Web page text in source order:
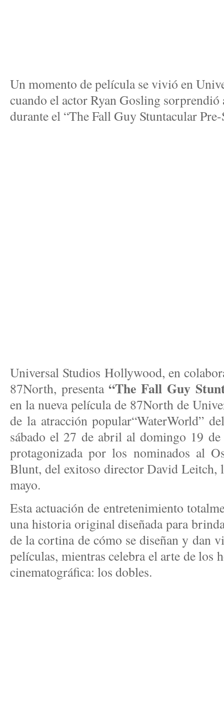
Un momento de película se vivió en
cuando el actor Ryan Gosling
durante el “The Fall Guy Stuntacular Pre-
Universal Studios Hollywood, en
87North, presenta “The Fall Guy
en la nueva película de 87North de
de la atracción popular“WaterWorld”
sábado el 27 de abril al domingo 19
protagonizada por los nominados al
Blunt, del exitoso director David Leitch,
mayo.
Esta actuación de entretenimiento
una historia original diseñada para
de la cortina de cómo se diseñan y dan
películas, mientras celebra el arte de los
cinematográfica: los dobles.